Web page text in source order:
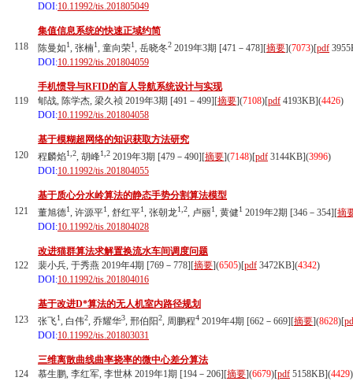
DOI:10.11992/tis.201805049
118
集值信息系统的快速正域约简
陈曼如1, 张楠1, 童向荣1, 岳晓冬2 2019年3期 [471－478][摘要](7073)[pdf
DOI:10.11992/tis.201804059
119
手机惯导与RFID的盲人导航系统设计与实现
郇战, 陈学杰, 梁久祯 2019年3期 [491－499][摘要](7108)[pdf 4193KB](4426)
DOI:10.11992/tis.201804058
120
基于模糊超网络的知识获取方法研究
程麟焰1,2, 胡峰1,2 2019年3期 [479－490][摘要](7148)[pdf 3144KB](3996)
DOI:10.11992/tis.201804055
121
基于质心分水岭算法的静态手势分割算法模型
董旭德1, 许源平1, 舒红平1, 张朝龙1,2, 卢丽1, 黄健1 2019年2期 [346－354][摘
DOI:10.11992/tis.201804028
122
改进猫群算法求解置换流水车间调度问题
裴小兵, 于秀燕 2019年4期 [769－778][摘要](6505)[pdf 3472KB](4342)
DOI:10.11992/tis.201804016
123
基于改进D*算法的无人机室内路径规划
张飞1, 白伟2, 乔耀华3, 邢伯阳2, 周鹏程4 2019年4期 [662－669][摘要](8628)[
DOI:10.11992/tis.201803031
124
三维离散曲线曲率挠率的微中心差分算法
慕生鹏, 李红军, 李世林 2019年1期 [194－206][摘要](6679)[pdf 5158KB](4429)